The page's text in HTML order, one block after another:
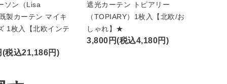
ソン（Lisa
製カーテン マイキ
1枚入【北欧インテ
(税込21,186円)
遮光カーテン トピアリー
（TOPIARY）1枚入【北欧/お
しゃれ】★
3,800円(税込4,180円)